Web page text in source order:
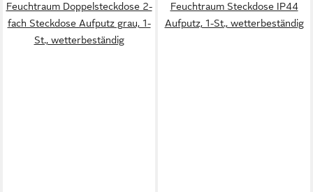
Feuchtraum Doppelsteckdose 2-
fach Steckdose Aufputz grau, 1-
St., wetterbeständig
Feuchtraum Steckdose IP44
Aufputz, 1-St., wetterbeständig